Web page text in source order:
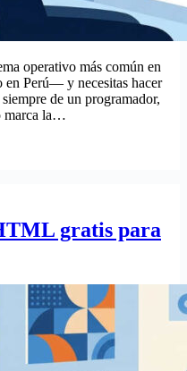
operativo más común en
en Perú— y necesitas hacer
de un programador,
marca la…
gratis para